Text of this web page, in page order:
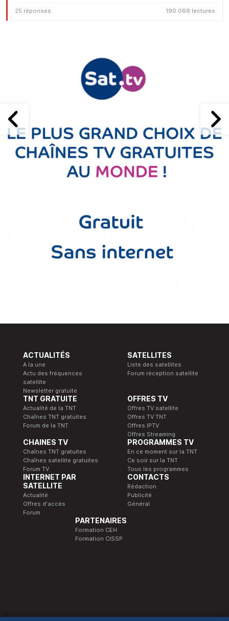
25 réponses 190 069 lectures
ACTUALITÉS
A la une
Actu des fréquences
satellite
Newsletter gratuite
SATELLITES
Liste des satellites
Forum réception satellite
TNT GRATUITE
Actualité de la TNT
Chaînes TNT gratuites
Forum de la TNT
OFFRES TV
Offres TV satellite
Offres TV TNT
Offres IPTV
Offres Streaming
CHAINES TV
Chaînes TNT gratuites
Chaînes satellite gratuites
Forum TV
PROGRAMMES TV
En ce moment sur la TNT
Ce soir sur la TNT
Tous les programmes
INTERNET PAR
SATELLITE
Actualité
Offres d'accès
Forum
CONTACTS
Rédaction
Publicité
Général
PARTENAIRES
Formation CEH
Formation CISSP